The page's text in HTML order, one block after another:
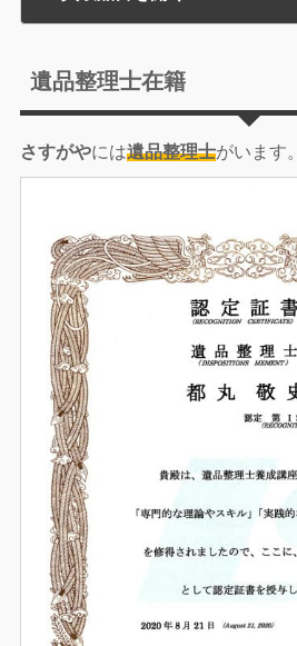
遺品整理士在籍
さすがやには遺品整理士がいます。